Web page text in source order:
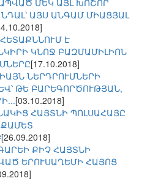
ՄԵԿ ԱՅԼ ԽՈՇՈՐ
ԱՅՍ ԱՆԳԱՄ ՄԻԱՑՅԱԼ
Է
ԿՆՈՋ ԲԱԶՄԱՄԻԼԻՈՆ
[17.10.2018]
ՆԵՐԴՐՈՒՄՆԵՐԻ
ԹԵ ԲԱՐԵԳՈՐԾՈՒԹՅԱՆ,
[03.10.2018]
ՀԱՅՏՆԻ ՊՈԼՍԱՀԱՅԸ
[26.09.2018]
ՔԻՉ ՀԱՅՏՆԻ
ԵՐՈՒՍԱՂԵՄԻ ՀԱՅՈՑ